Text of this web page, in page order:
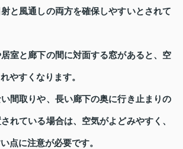
と風通しの両方を確保しやすいとされて
室と廊下の間に対面する窓があると、空
やすくなります。
間取りや、長い廊下の奥に行き止まりの
れている場合は、空気がよどみやすく、
点に注意が必要です。